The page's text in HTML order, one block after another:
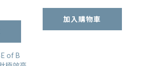
加入購物車